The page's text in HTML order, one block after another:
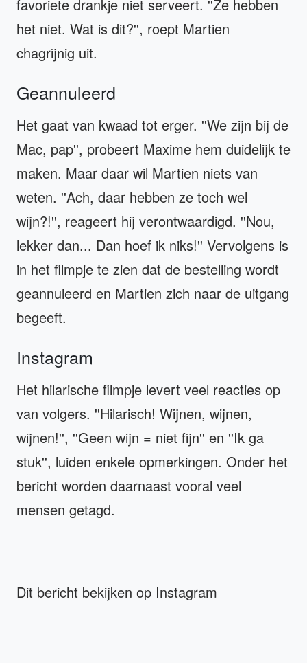
favoriete drankje niet serveert. ''Ze hebben
het niet. Wat is dit?'', roept Martien
chagrijnig uit.
Geannuleerd
Het gaat van kwaad tot erger. ''We zijn bij de
Mac, pap'', probeert Maxime hem duidelijk te
maken. Maar daar wil Martien niets van
weten. ''Ach, daar hebben ze toch wel
wijn?!'', reageert hij verontwaardigd. ''Nou,
lekker dan... Dan hoef ik niks!'' Vervolgens is
in het filmpje te zien dat de bestelling wordt
geannuleerd en Martien zich naar de uitgang
begeeft.
Instagram
Het hilarische filmpje levert veel reacties op
van volgers. ''Hilarisch! Wijnen, wijnen,
wijnen!'', ''Geen wijn = niet fijn'' en ''Ik ga
stuk'', luiden enkele opmerkingen. Onder het
bericht worden daarnaast vooral veel
mensen getagd.
Dit bericht bekijken op Instagram